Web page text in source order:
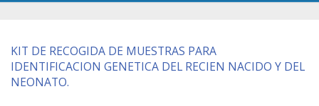
KIT DE RECOGIDA DE MUESTRAS PARA
IDENTIFICACION GENETICA DEL RECIEN NACIDO Y DEL
NEONATO.